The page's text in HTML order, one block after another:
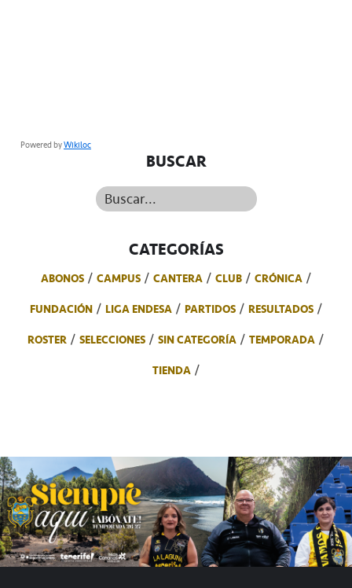
Powered byWikiloc
BUSCAR
Buscar...
CATEGORÍAS
ABONOS CAMPUS CANTERA CLUB
CRÓNICA
FUNDACIÓN
LIGA ENDESA PARTIDOS
RESULTADOS
ROSTER
SELECCIONES SIN CATEGORÍA
TEMPORADA
TIENDA